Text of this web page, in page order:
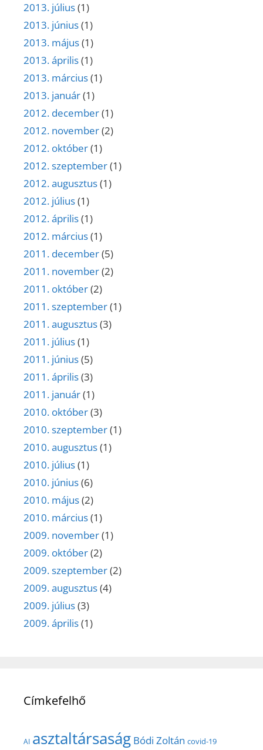
2013. július(1)
2013. június(1)
2013. május(1)
2013. április(1)
2013. március(1)
2013. január(1)
2012. december(1)
2012. november(2)
2012. október(1)
2012. szeptember(1)
2012. augusztus(1)
2012. július(1)
2012. április(1)
2012. március(1)
2011. december(5)
2011. november(2)
2011. október(2)
2011. szeptember(1)
2011. augusztus(3)
2011. július(1)
2011. június(5)
2011. április(3)
2011. január(1)
2010. október(3)
2010. szeptember(1)
2010. augusztus(1)
2010. július(1)
2010. június(6)
2010. május(2)
2010. március(1)
2009. november(1)
2009. október(2)
2009. szeptember(2)
2009. augusztus(4)
2009. július(3)
2009. április(1)
Címkefelhő
AI asztaltársaság Bódi Zoltán covid-19